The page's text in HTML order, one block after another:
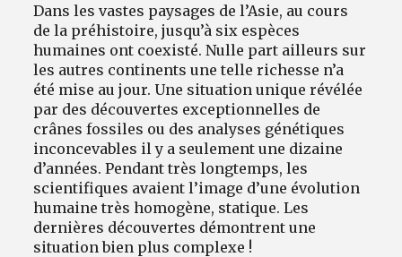
Dans les vastes paysages de l’Asie, au cours
de la préhistoire, jusqu’à six espèces
humaines ont coexisté. Nulle part ailleurs sur
les autres continents une telle richesse n’a
été mise au jour. Une situation unique révélée
par des découvertes exceptionnelles de
crânes fossiles ou des analyses génétiques
inconcevables il y a seulement une dizaine
d’années. Pendant très longtemps, les
scientifiques avaient l’image d’une évolution
humaine très homogène, statique. Les
dernières découvertes démontrent une
situation bien plus complexe !